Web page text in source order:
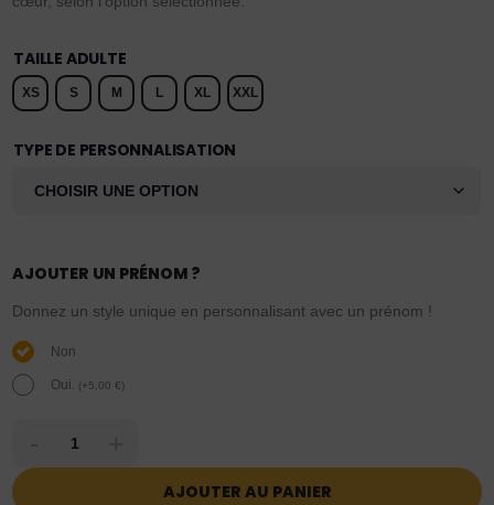
TAILLE ADULTE
XS S M L XL XXL
TYPE DE PERSONNALISATION
AJOUTER UN PRÉNOM ?
Donnez un style unique en personnalisant avec un prénom !
Non
Oui. (+5,00€)
AJOUTER AU PANIER